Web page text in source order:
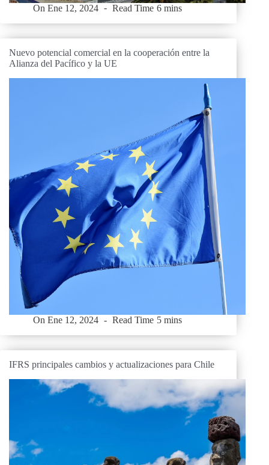
On Ene 12, 2024 Read Time 6 mins
Nuevo potencial comercial en la cooperación entre la
Alianza del Pacífico y la UE
On Ene 12, 2024 Read Time 5 mins
IFRS principales cambios y actualizaciones para Chile